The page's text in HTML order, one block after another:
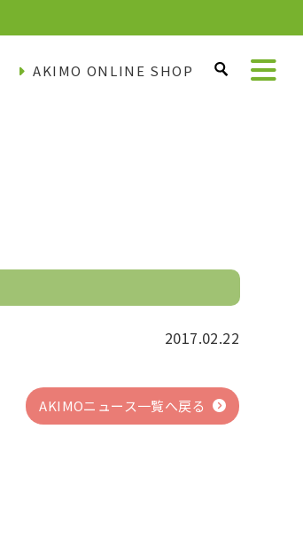
AKIMO ONLINE SHOP
2017.02.22
AKIMOニュース一覧へ戻る